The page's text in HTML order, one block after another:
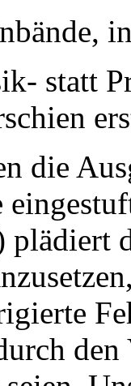
statt
die
plädiert